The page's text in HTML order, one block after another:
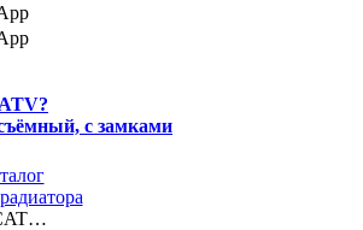
с замками